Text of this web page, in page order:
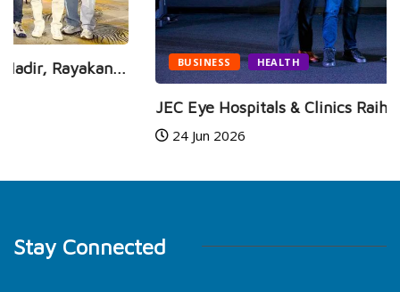
BUSINESS
JEC Eye Hospitals & Clinics Raih Marketeers...
Stay Connected